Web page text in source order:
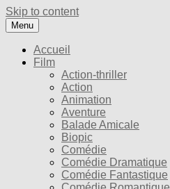
Skip to content
Menu
Accueil
Film
Action-thriller
Action
Animation
Aventure
Balade Amicale
Biopic
Comédie
Comédie Dramatique
Comédie Fantastique